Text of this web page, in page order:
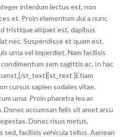
interdum lectus est, non
et. Proin elementum dui a nunc
tristique aliquet est, dapibus
nec. Suspendisse et quam est.
urna vel imperdiet. Nam facilisis
sem sagittis ac. In hac
st_text][st_text ]Etiam
cursus sapien sodales vitae.
urna. Proin pharetra leo ac
Donec accumsan felis sit amet arcu
Donec risus metus,
sed, facilisis vehicula tellus. Aenean